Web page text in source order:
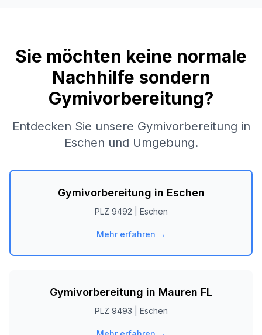
Sie möchten keine normale
Nachhilfe sondern
Gymivorbereitung?
Entdecken Sie unsere Gymivorbereitung in
Eschen und Umgebung.
Gymivorbereitung in Eschen
PLZ 9492 Eschen
Mehr erfahren →
Gymivorbereitung in Mauren FL
PLZ 9493 Eschen